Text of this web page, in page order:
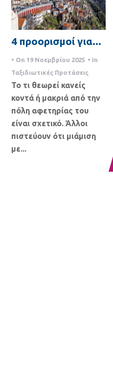
4 προορισμοί για...
• On 19 Νοεμβρίου 2025 • In
Ταξιδιωτικές Προτάσεις
Το τι θεωρεί κανείς
κοντά ή μακριά από την
πόλη αφετηρίας του
είναι σχετικό. Άλλοι
πιστεύουν ότι μιάμιση
με...